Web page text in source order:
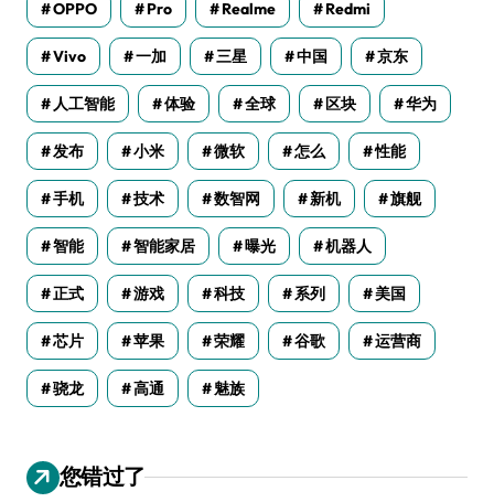
OPPO Pro Realme Redmi
Vivo 一加 三星 中国 京东
人工智能 体验 全球 区块 华为
发布 小米 微软 怎么 性能
手机 技术 数智网 新机 旗舰
智能 智能家居 曝光 机器人
正式 游戏 科技 系列 美国
芯片 苹果 荣耀 谷歌 运营商
骁龙 高通 魅族
您错过了